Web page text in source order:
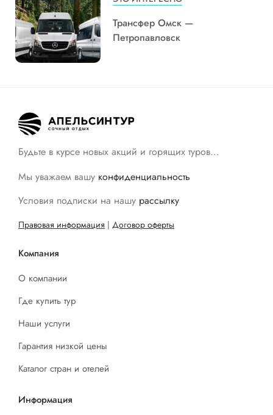
Трансфер Омск —
Петропавловск
Будьте в курсе новых акций и горящих туров…
Мы уважаем вашу конфиденциальность
Условия подписки на нашу рассылку
Правовая информация | Договор оферты
Компания
О компании
Где купить тур
Наши услуги
Гарантия низкой цены
Каталог стран и отелей
Информация